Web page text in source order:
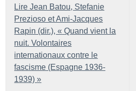
Lire Jean Batou, Stefanie
Prezioso et Ami-Jacques
Rapin (dir.), « Quand vient la
nuit. Volontaires
internationaux contre le
fascisme (Espagne 1936-
1939) »